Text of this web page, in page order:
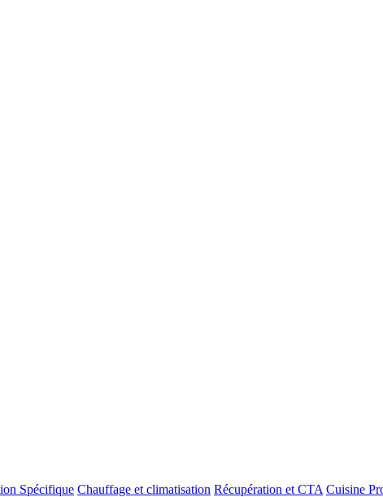
Spécifique Chauffage et climatisation Récupération et CTA Cuisine